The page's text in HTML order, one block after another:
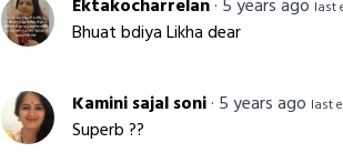
Ektakocharrelan· 5 years ago last
Bhuat bdiya Likha dear
Kamini sajal soni· 5 years ago last
Superb ??